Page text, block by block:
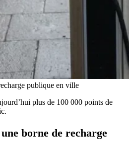
publique en ville
plus de 100 000 points de
borne de recharge